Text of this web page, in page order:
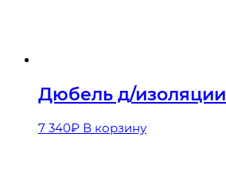
Дюбель д/изоляции
7 340₽ В корзину